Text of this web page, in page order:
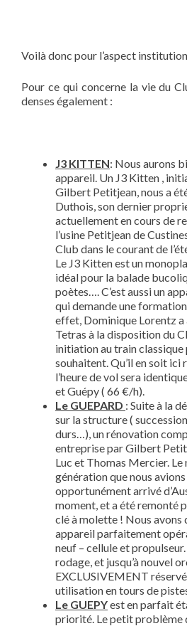
Voilà donc pour l’aspect
Pour ce qui concerne la vie du
denses également :
J3 KITTEN: Nous aurons
appareil. Un J3 Kitten ,
Gilbert Petitjean, nous a
Duthois, son dernier
actuellement en cours de
l’usine Petitjean de
Club dans le courant de
Le J3 Kitten est un
idéal pour la balade
poètes…. C’est aussi un
qui demande une
effet, Dominique Lorentz
Tetras à la disposition du
initiation au train
souhaitent. Qu’il en soit
l’heure de vol sera
et Guépy ( 66 €/h).
Le GUEPARD : Suite à la
sur la structure (
durs…), un rénovation
entreprise par Gilbert
Luc et Thomas Mercier.
génération que nous
opportunément arrivé
moment, et a été remonté
clé à molette ! Nous avons
appareil parfaitement
neuf – cellule et
rodage, et jusqu’à nouvel
EXCLUSIVEMENT
utilisation en tours de
Le GUEPYest en parfait
priorité. Le petit problème